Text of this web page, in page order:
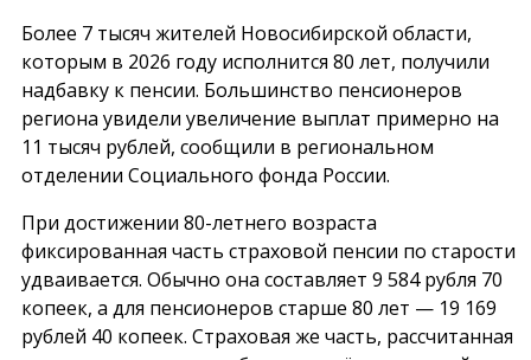
Более 7 тысяч жителей Новосибирской области,
которым в 2026 году исполнится 80 лет, получили
надбавку к пенсии. Большинство пенсионеров
региона увидели увеличение выплат примерно на
11 тысяч рублей, сообщили в региональном
отделении Социального фонда России.
При достижении 80-летнего возраста
фиксированная часть страховой пенсии по старости
удваивается. Обычно она составляет 9 584 рубля 70
копеек, а для пенсионеров старше 80 лет — 19 169
рублей 40 копеек. Страховая же часть, рассчитанная